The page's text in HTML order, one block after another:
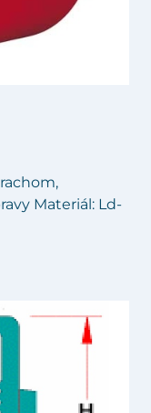
Materiál: Ld-